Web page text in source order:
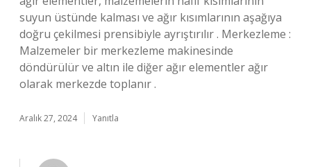
suyun üstünde kalması ve ağır kısımlarının aşağıya
doğru çekilmesi prensibiyle ayrıştırılır . Merkezleme :
Malzemeler bir merkezleme makinesinde
döndürülür ve altın ile diğer ağır elementler ağır
olarak merkezde toplanır .
Aralık 27, 2024 Yanıtla